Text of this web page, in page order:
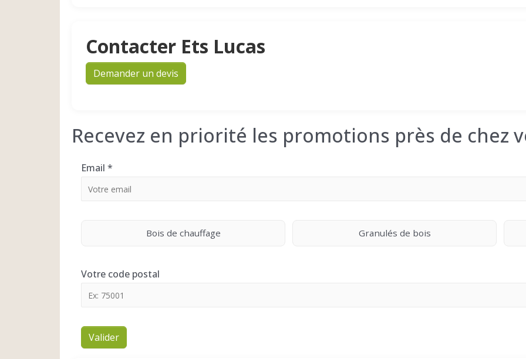
Contacter Ets Lucas
Demander un devis
Recevez en priorité les promotions près de chez
Email *
Bois de chauffage Granulés de bois
Votre code postal
Valider